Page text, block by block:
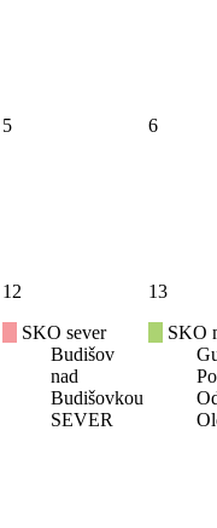
5 6
12
SKO sever
Budišov
nad
Budišovkou
SEVER
13
SKO